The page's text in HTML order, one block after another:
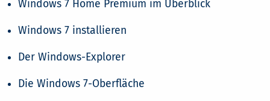
Windows 7 Home Premium im Überblick
Windows 7 installieren
Der Windows-Explorer
Die Windows 7-Oberfläche